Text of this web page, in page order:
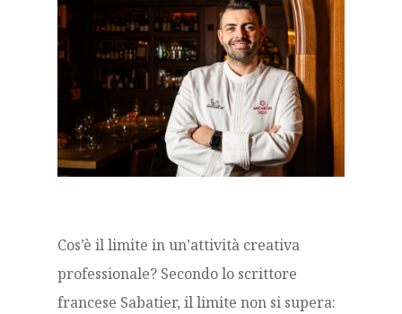
Cos’è il limite in un’attività creativa
professionale? Secondo lo scrittore
francese Sabatier, il limite non si supera: